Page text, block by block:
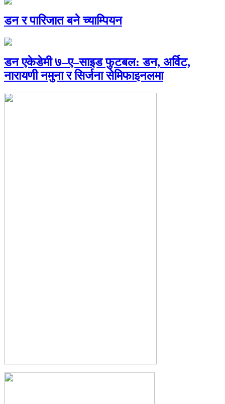
डन र पारिजात बने च्याम्पियन
डन एकेडेमी ७–ए–साइड फुटबल: डन, अर्विट,
नारायणी नमुना र सिर्जना सेमिफाइनलमा